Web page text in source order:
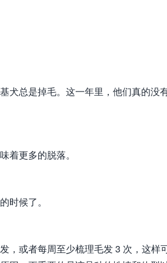
犬总是掉毛。这一年里，他们真的没
着更多的脱落。
时候了。
，或者每周至少梳理毛发 3 次，这样